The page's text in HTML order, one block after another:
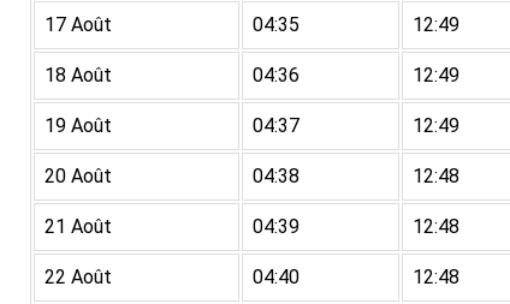
17 Août 04:35 12:49
18 Août 04:36 12:49
19 Août 04:37 12:49
20 Août 04:38 12:48
21 Août 04:39 12:48
22 Août 04:40 12:48